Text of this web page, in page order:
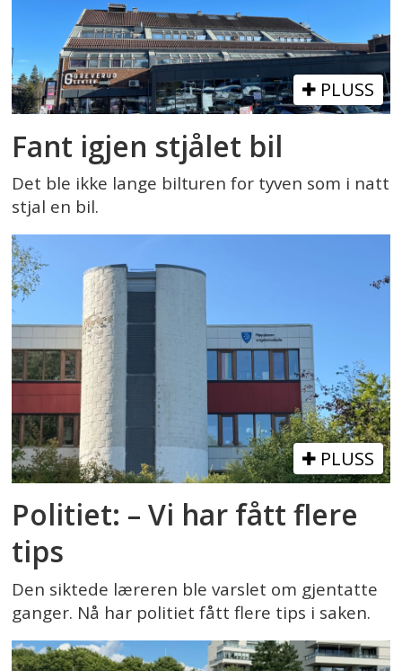
PLUSS
Fant igjen stjålet bil
Det ble ikke lange bilturen for tyven som i natt
stjal en bil.
PLUSS
Politiet: – Vi har fått flere
tips
Den siktede læreren ble varslet om gjentatte
ganger. Nå har politiet fått flere tips i saken.